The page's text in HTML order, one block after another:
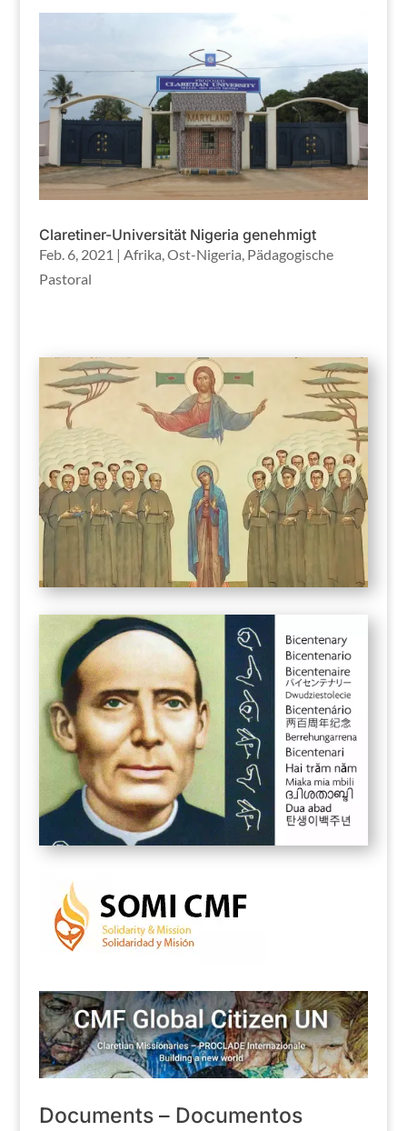
Claretiner-Universität Nigeria genehmigt
Feb. 6, 2021 | Afrika,Ost-Nigeria, Pädagogische
Pastoral
Documents – Documentos